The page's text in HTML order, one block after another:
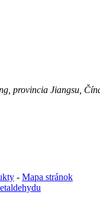
provincia Jiangsu,
- Mapa stránok